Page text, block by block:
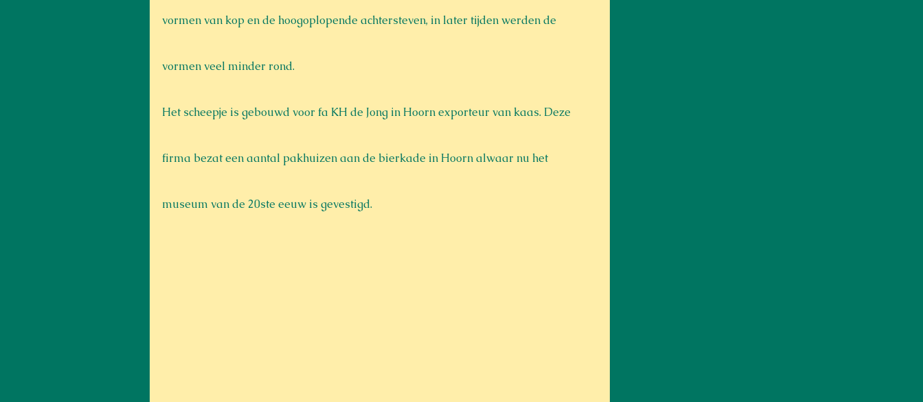
vormen van kop en de hoogoplopende achtersteven, in later tijden werden de
vormen veel minder rond.
Het scheepje is gebouwd voor fa KH de Jong in Hoorn exporteur van kaas. Deze
firma bezat een aantal pakhuizen aan de bierkade in Hoorn alwaar nu het
museum van de 20ste eeuw is gevestigd.